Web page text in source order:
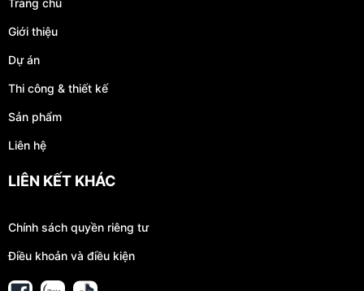
Trang chủ
Giới thiệu
Dự án
Thi công & thiết kế
Sản phẩm
Liên hệ
LIÊN KẾT KHÁC
Chính sách quyền riêng tư
Điều khoản và điều kiện